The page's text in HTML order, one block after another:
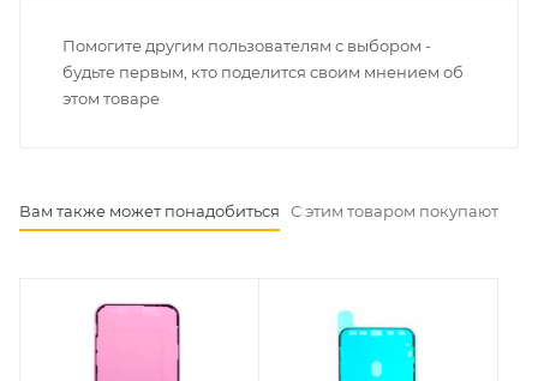
Помогите другим пользователям с выбором -
будьте первым, кто поделится своим мнением об
этом товаре
Вам также может понадобиться С этим товаром покупают